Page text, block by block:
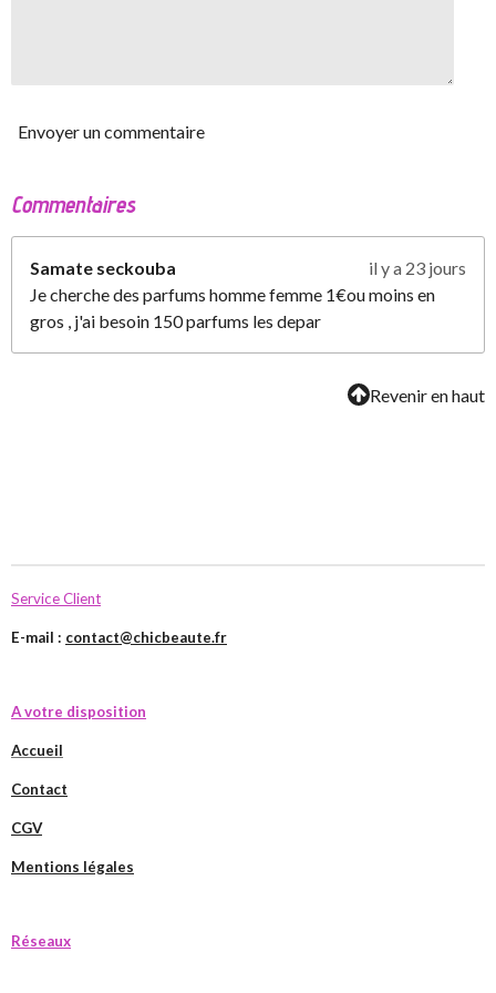
Envoyer un commentaire
Commentaires
Samate seckouba
il y a 23 jours
Je cherche des parfums homme femme 1€ou moins en
gros , j'ai besoin 150 parfums les depar
Revenir en haut
Service Client
E-mail : contact@chicbeaute.fr
A votre disposition
Accueil
Contact
CGV
Mentions légales
Réseaux